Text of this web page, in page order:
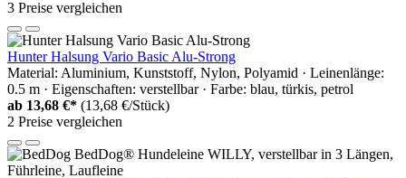
3 Preise vergleichen
Hunter Halsung Vario Basic Alu-Strong
Material: Aluminium, Kunststoff, Nylon, Polyamid · Leinenlänge:
0.5 m · Eigenschaften: verstellbar · Farbe: blau, türkis, petrol
ab 13,68 €* (13,68 €/Stück)
2 Preise vergleichen